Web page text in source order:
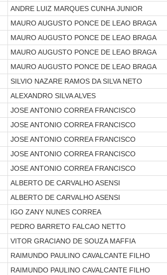
ANDRE LUIZ MARQUES CUNHA JUNIOR
MAURO AUGUSTO PONCE DE LEAO BRAGA
MAURO AUGUSTO PONCE DE LEAO BRAGA
MAURO AUGUSTO PONCE DE LEAO BRAGA
MAURO AUGUSTO PONCE DE LEAO BRAGA
SILVIO NAZARE RAMOS DA SILVA NETO
ALEXANDRO SILVA ALVES
JOSE ANTONIO CORREA FRANCISCO
JOSE ANTONIO CORREA FRANCISCO
JOSE ANTONIO CORREA FRANCISCO
JOSE ANTONIO CORREA FRANCISCO
JOSE ANTONIO CORREA FRANCISCO
ALBERTO DE CARVALHO ASENSI
ALBERTO DE CARVALHO ASENSI
IGO ZANY NUNES CORREA
PEDRO BARRETO FALCAO NETTO
VITOR GRACIANO DE SOUZA MAFFIA
RAIMUNDO PAULINO CAVALCANTE FILHO
RAIMUNDO PAULINO CAVALCANTE FILHO